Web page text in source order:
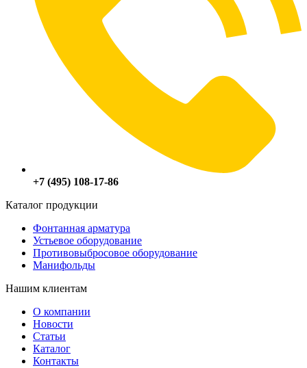
+7 (495) 108-17-86
Каталог продукции
Фонтанная арматура
Устьевое оборудование
Противовыбросовое оборудование
Манифольды
Нашим клиентам
О компании
Новости
Статьи
Каталог
Контакты